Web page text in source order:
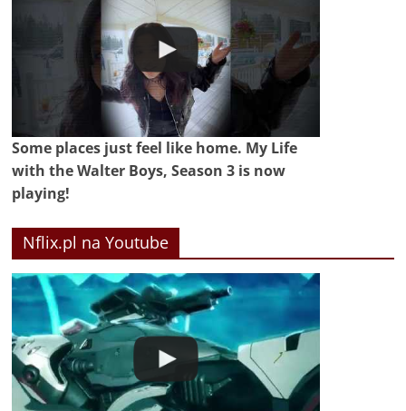
Some places just feel like home. My Life
with the Walter Boys, Season 3 is now
playing!
Nflix.pl na Youtube